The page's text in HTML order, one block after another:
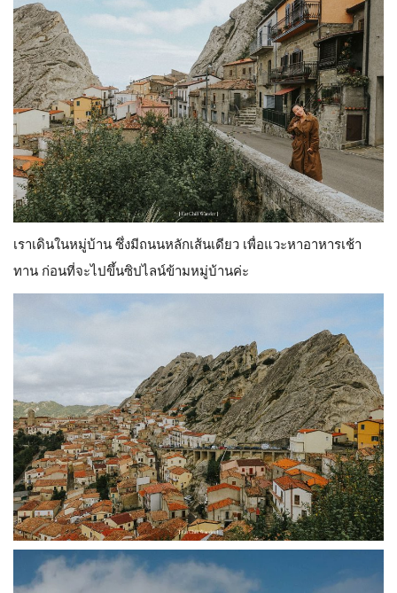
เราเดินในหมู่บ้าน ซึ่งมีถนนหลักเส้นเดียว เพื่อแวะหาอาหารเช้า
ทาน ก่อนที่จะไปขึ้นซิปไลน์ข้ามหมู่บ้านค่ะ